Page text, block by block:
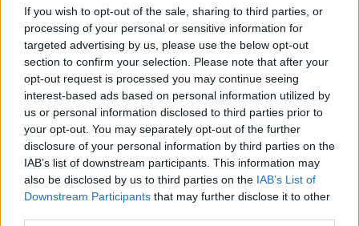
If you wish to opt-out of the sale, sharing to third parties, or
processing of your personal or sensitive information for
targeted advertising by us, please use the below opt-out
section to confirm your selection. Please note that after your
opt-out request is processed you may continue seeing
interest-based ads based on personal information utilized by
us or personal information disclosed to third parties prior to
your opt-out. You may separately opt-out of the further
disclosure of your personal information by third parties on the
IAB’s list of downstream participants. This information may
also be disclosed by us to third parties on the IAB’s List of
Downstream Participants that may further disclose it to other
Miközben időről időre felröppen aDunán átívelő
budapesti gyalogoshíd terve(igaz mostanában már
csak Duna-ágakon, például a...
A csepeli lakóhíd terve a "realitás
talaján mozog", de "egyelőre nincs
költségvállaló fél". Zoboki Gábor